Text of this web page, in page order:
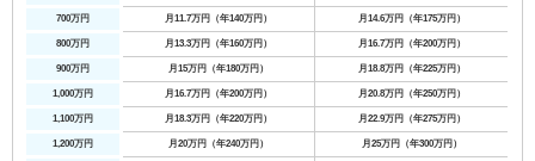
700万円 月11.7万円（年140万円） 月14.6万円（年175万円）
800万円 月13.3万円（年160万円） 月16.7万円（年200万円）
900万円 月15万円（年180万円） 月18.8万円（年225万円）
1,000万円 月16.7万円（年200万円） 月20.8万円（年250万円）
1,100万円 月18.3万円（年220万円） 月22.9万円（年275万円）
1,200万円 月20万円（年240万円） 月25万円（年300万円）